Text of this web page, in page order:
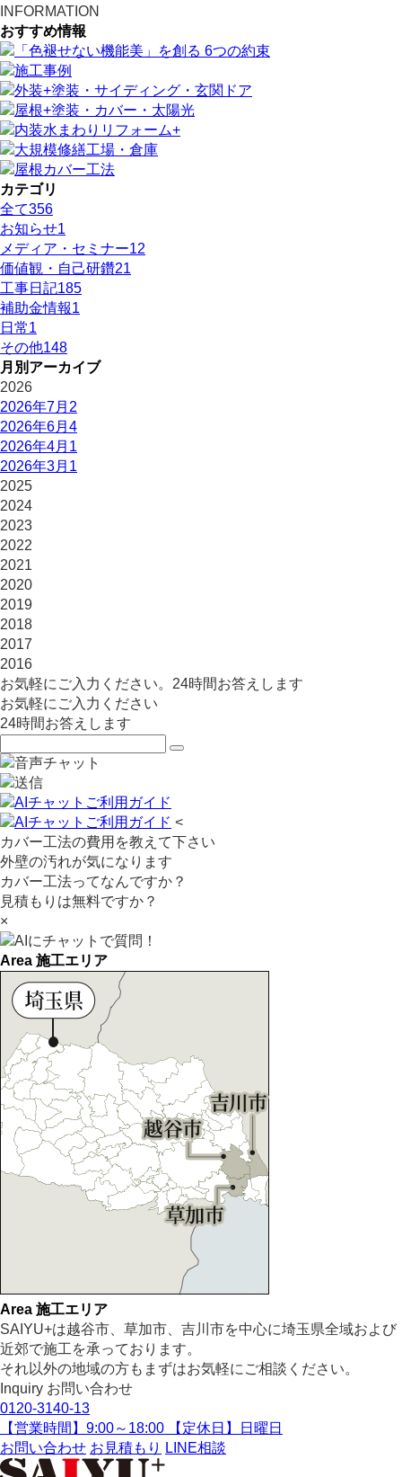
INFORMATION
おすすめ情報
カテゴリ
全て356
お知らせ1
メディア・セミナー12
価値観・自己研鑽21
工事日記185
補助金情報1
日常1
その他148
月別アーカイブ
2026
2026年7月 2
2026年6月 4
2026年4月 1
2026年3月 1
2025
2024
2023
2022
2021
2020
2019
2018
2017
2016
お気軽にご入力ください。24時間お答えします
お気軽にご入力ください
24時間お答えします
<
カバー工法の費用を教えて下さい
外壁の汚れが気になります
カバー工法ってなんですか？
見積もりは無料ですか？
×
Area 施工エリア
Area 施工エリア
SAIYU+は越谷市、草加市、吉川市を中心に埼玉県全域および
近郊で施工を承っております。
それ以外の地域の方もまずはお気軽にご相談ください。
Inquiry お問い合わせ
0120-3140-13
【営業時間】9:00～18:00 【定休日】日曜日
お問い合わせ お見積もり LINE相談